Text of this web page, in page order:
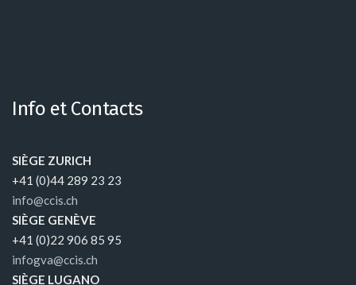
Info et Contacts
SIÈGE ZURICH
+41 (0)44 289 23 23
info@ccis.ch
SIÈGE GENÈVE
+41 (0)22 906 85 95
infogva@ccis.ch
SIÈGE LUGANO